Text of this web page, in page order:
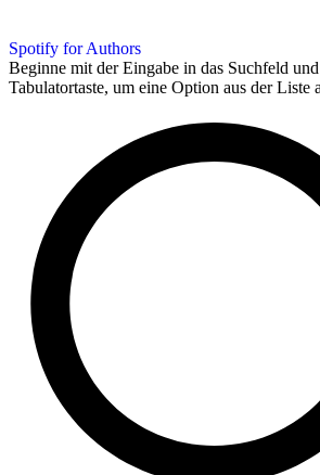
Spotify for Authors
Beginne mit der Eingabe in das Suchfeld
Tabulatortaste, um eine Option aus der Liste